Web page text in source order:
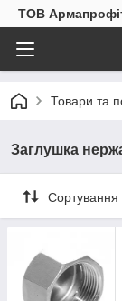
ТОВ
Товари та
Заглушка
Сортування